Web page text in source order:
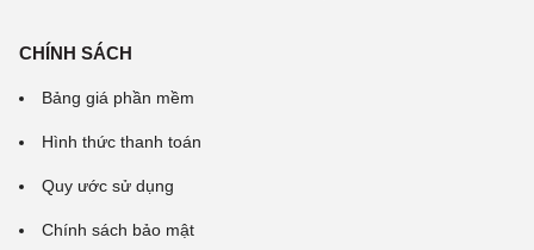
CHÍNH SÁCH
Bảng giá phần mềm
Hình thức thanh toán
Quy ước sử dụng
Chính sách bảo mật